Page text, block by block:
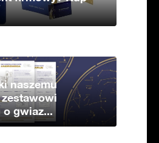
naszemu
zestawowi
o gwiaz...